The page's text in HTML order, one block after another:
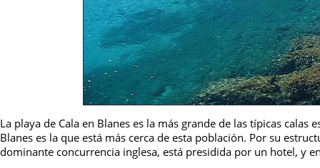
La playa de Cala en Blanes es la más grande de las típicas
Blanes es la que está más cerca de esta población. Por su
dominante concurrencia inglesa, está presidida por un hotel, y